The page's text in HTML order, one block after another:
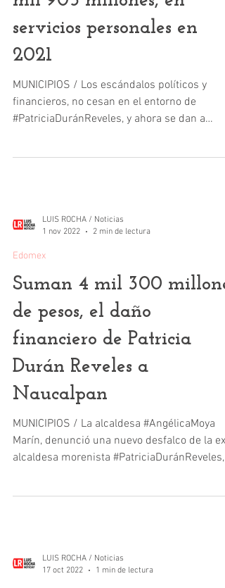
servicios personales en
2021
MUNICIPIOS / Los escándalos políticos y
financieros, no cesan en el entorno de
#PatriciaDuránReveles, y ahora se dan a
LUIS ROCHA / Noticias
1 nov 2022
2 min de lectura
Edomex
Suman 4 mil 300
de pesos, el daño
financiero de Patricia
Durán Reveles a
Naucalpan
MUNICIPIOS / La alcaldesa #AngélicaMoya
Marín, denunció una nuevo desfalco de la ex
alcaldesa morenista #PatriciaDuránReveles,
LUIS ROCHA / Noticias
17 oct 2022
1 min de lectura